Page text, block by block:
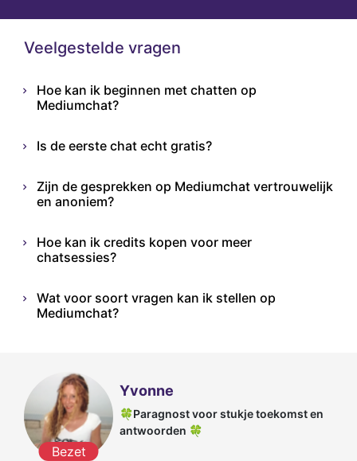
Veelgestelde vragen
Hoe kan ik beginnen met chatten op
Mediumchat?
Is de eerste chat echt gratis?
Zijn de gesprekken op Mediumchat vertrouwelijk
en anoniem?
Hoe kan ik credits kopen voor meer
chatsessies?
Wat voor soort vragen kan ik stellen op
Mediumchat?
Bezet
Yvonne
🍀Paragnost voor stukje toekomst en
antwoorden 🍀